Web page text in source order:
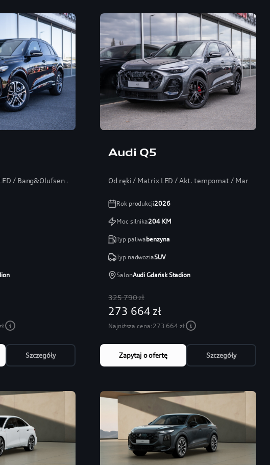
/ Bang&Olufsen / Head-up / Kamera 360
Szczegóły
Audi Q5
Od ręki / Matrix LED / Akt. tempomat / Martwe
Rok produkcji2026
Moc silnika204KM
Typ paliwabenzyna
Typ nadwoziaSUV
SalonAudi Gdańsk Stadion
325 790 zł
273 664 zł
Najniższa cena:273 664 zł
Zapytaj o ofertę Szczegóły